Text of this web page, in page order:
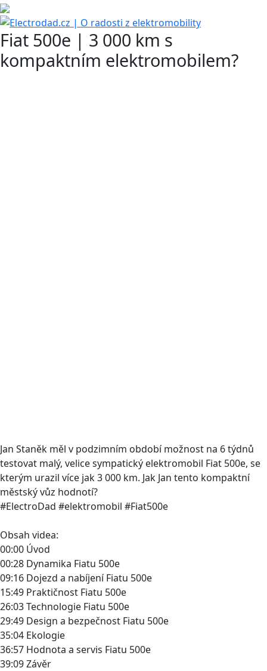
Fiat 500e | 3 000 km s
kompaktním elektromobilem?
Jan Staněk měl v podzimním období možnost na 6 týdnů
testovat malý, velice sympatický elektromobil Fiat 500e, se
kterým urazil více jak 3 000 km. Jak Jan tento kompaktní
městský vůz hodnotí?
#ElectroDad #elektromobil #Fiat500e
Obsah videa:
00:00 Úvod
00:28 Dynamika Fiatu 500e
09:16 Dojezd a nabíjení Fiatu 500e
15:49 Praktičnost Fiatu 500e
26:03 Technologie Fiatu 500e
29:49 Design a bezpečnost Fiatu 500e
35:04 Ekologie
36:57 Hodnota a servis Fiatu 500e
39:09 Závěr